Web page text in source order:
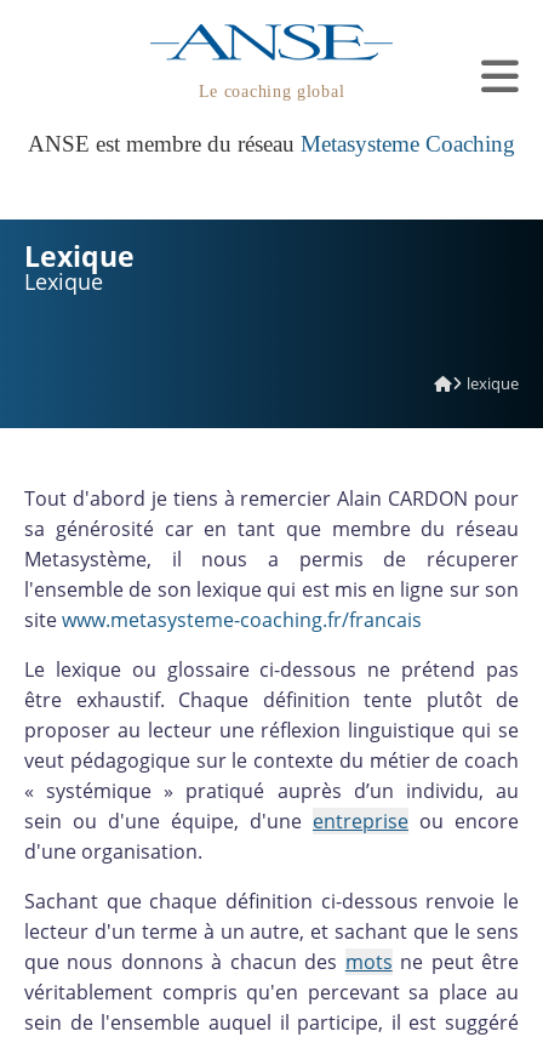
Le coaching global
ANSE est membre du réseau Metasysteme Coaching
Lexique
Lexique
lexique
Tout d'abord je tiens à remercier Alain CARDON pour
sa générosité car en tant que membre du réseau
Metasystème, il nous a permis de récuperer
l'ensemble de son lexique qui est mis en ligne sur son
sitewww.metasysteme-coaching.fr/francais
Le lexique ou glossaire ci-dessous ne prétend pas
être exhaustif. Chaque définition tente plutôt de
proposer au lecteur une réflexion linguistique qui se
veut pédagogique sur le contexte du métier de coach
« systémique » pratiqué auprès d’un individu, au
sein ou d'une équipe, d'une entreprise ou encore
d'une organisation.
Sachant que chaque définition ci-dessous renvoie le
lecteur d'un terme à un autre, et sachant que le sens
que nous donnons à chacun des mots ne peut être
véritablement compris qu'en percevant sa place au
sein de l'ensemble auquel il participe, il est suggéré